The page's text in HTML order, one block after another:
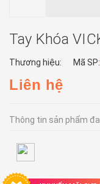
Tay Khóa
Thương hiệu: Mã SP:
Liên hệ
Thông tin sản phẩm